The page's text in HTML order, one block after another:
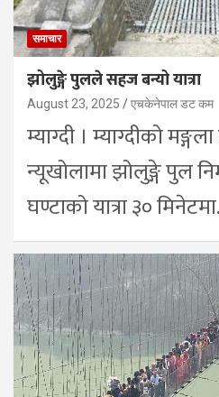
समाचार
झोलुङ्गे पुलले सहज बन्यो यात्रा
August 23, 2025 एचकेनेपाल डट कम
म्याग्दी । म्याग्दीको
न्यूखोलामा झोलुङ्गे पुल
घण्टाको यात्रा ३०